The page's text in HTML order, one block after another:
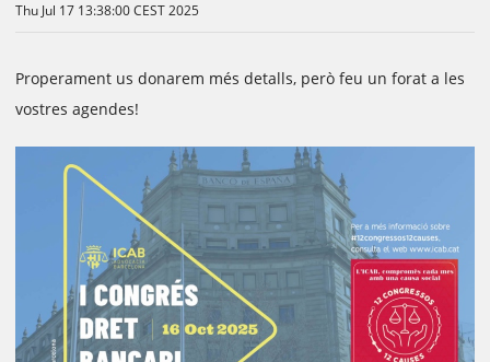
Thu Jul 17 13:38:00 CEST 2025
Properament us donarem més detalls, però feu un forat a les
vostres agendes!